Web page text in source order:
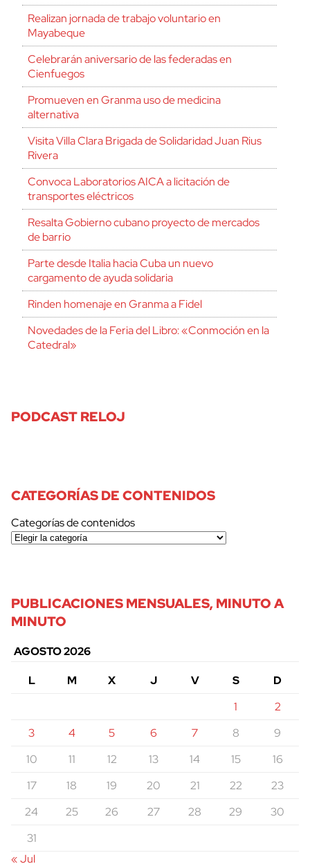
Realizan jornada de trabajo voluntario en
Mayabeque
Celebrarán aniversario de las federadas en
Cienfuegos
Promueven en Granma uso de medicina
alternativa
Visita Villa Clara Brigada de Solidaridad Juan Rius
Rivera
Convoca Laboratorios AICA a licitación de
transportes eléctricos
Resalta Gobierno cubano proyecto de mercados
de barrio
Parte desde Italia hacia Cuba un nuevo
cargamento de ayuda solidaria
Rinden homenaje en Granma a Fidel
Novedades de la Feria del Libro: «Conmoción en la
Catedral»
PODCAST RELOJ
CATEGORÍAS DE CONTENIDOS
Categorías de contenidos
PUBLICACIONES MENSUALES, MINUTO A
MINUTO
AGOSTO 2026
L
M X J V S
D
1
2
3
4 5 6 7 8
9
10
11 12 13 14 15
16
17
18 19 20 21 22
23
24
25 26 27 28 29
30
31
« Jul